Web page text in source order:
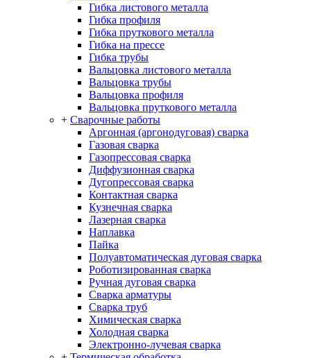
Гибка листового металла
Гибка профиля
Гибка пруткового металла
Гибка на прессе
Гибка трубы
Вальцовка листового металла
Вальцовка трубы
Вальцовка профиля
Вальцовка пруткового металла
+ Сварочные работы
Аргонная (аргонодуговая) сварка
Газовая сварка
Газопрессовая сварка
Диффузионная сварка
Дугопрессовая сварка
Контактная сварка
Кузнечная сварка
Лазерная сварка
Наплавка
Пайка
Полуавтоматическая дуговая сварка
Роботизированная сварка
Ручная дуговая сварка
Сварка арматуры
Сварка труб
Химическая сварка
Холодная сварка
Электронно-лучевая сварка